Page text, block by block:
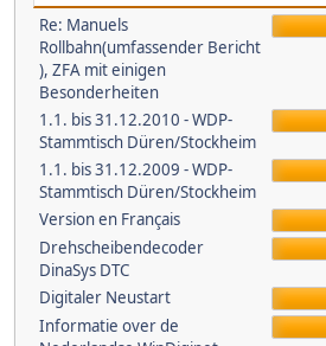
Re: Manuels
Rollbahn(umfassender Bericht
), ZFA mit einigen
Besonderheiten
1.1. bis 31.12.2010 - WDP-
Stammtisch Düren/Stockheim
1.1. bis 31.12.2009 - WDP-
Stammtisch Düren/Stockheim
Version en Français
Drehscheibendecoder
DinaSys DTC
Digitaler Neustart
Informatie over de